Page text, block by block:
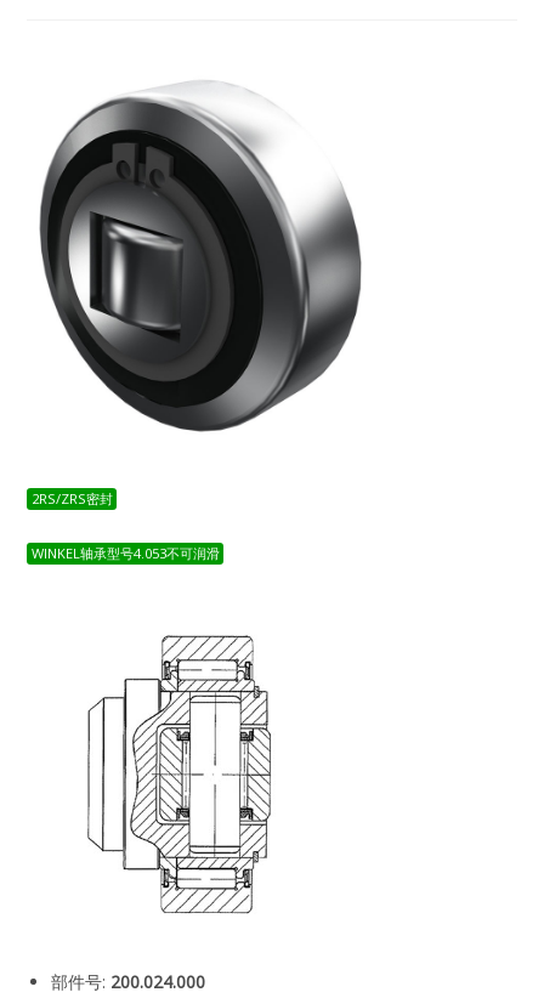
2RS/ZRS密封
WINKEL轴承型号4.053不可润滑
部件号: 200.024.000